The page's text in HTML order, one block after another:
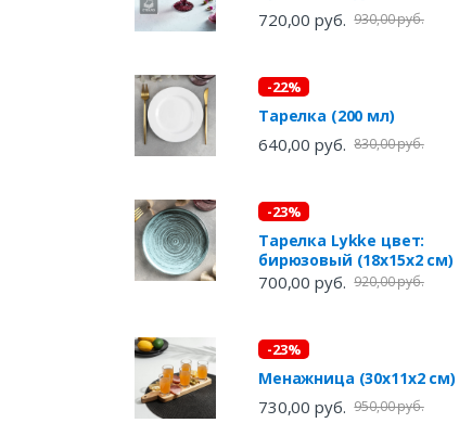
720,00 руб. 930,00 руб.
-22%
Тарелка (200 мл)
640,00 руб. 830,00 руб.
-23%
Тарелка Lykke цвет:
бирюзовый (18х15х2 см)
700,00 руб. 920,00 руб.
-23%
Менажница (30х11х2 см)
730,00 руб. 950,00 руб.